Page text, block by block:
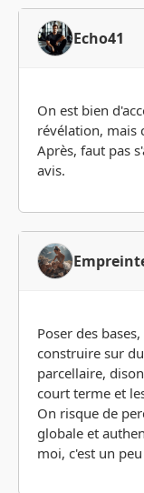
Echo41
On est bien
révélation, mais
Après, faut pas
avis.
Poser des
construire sur
parcellaire,
court terme et
On risque de
globale et
moi, c'est un